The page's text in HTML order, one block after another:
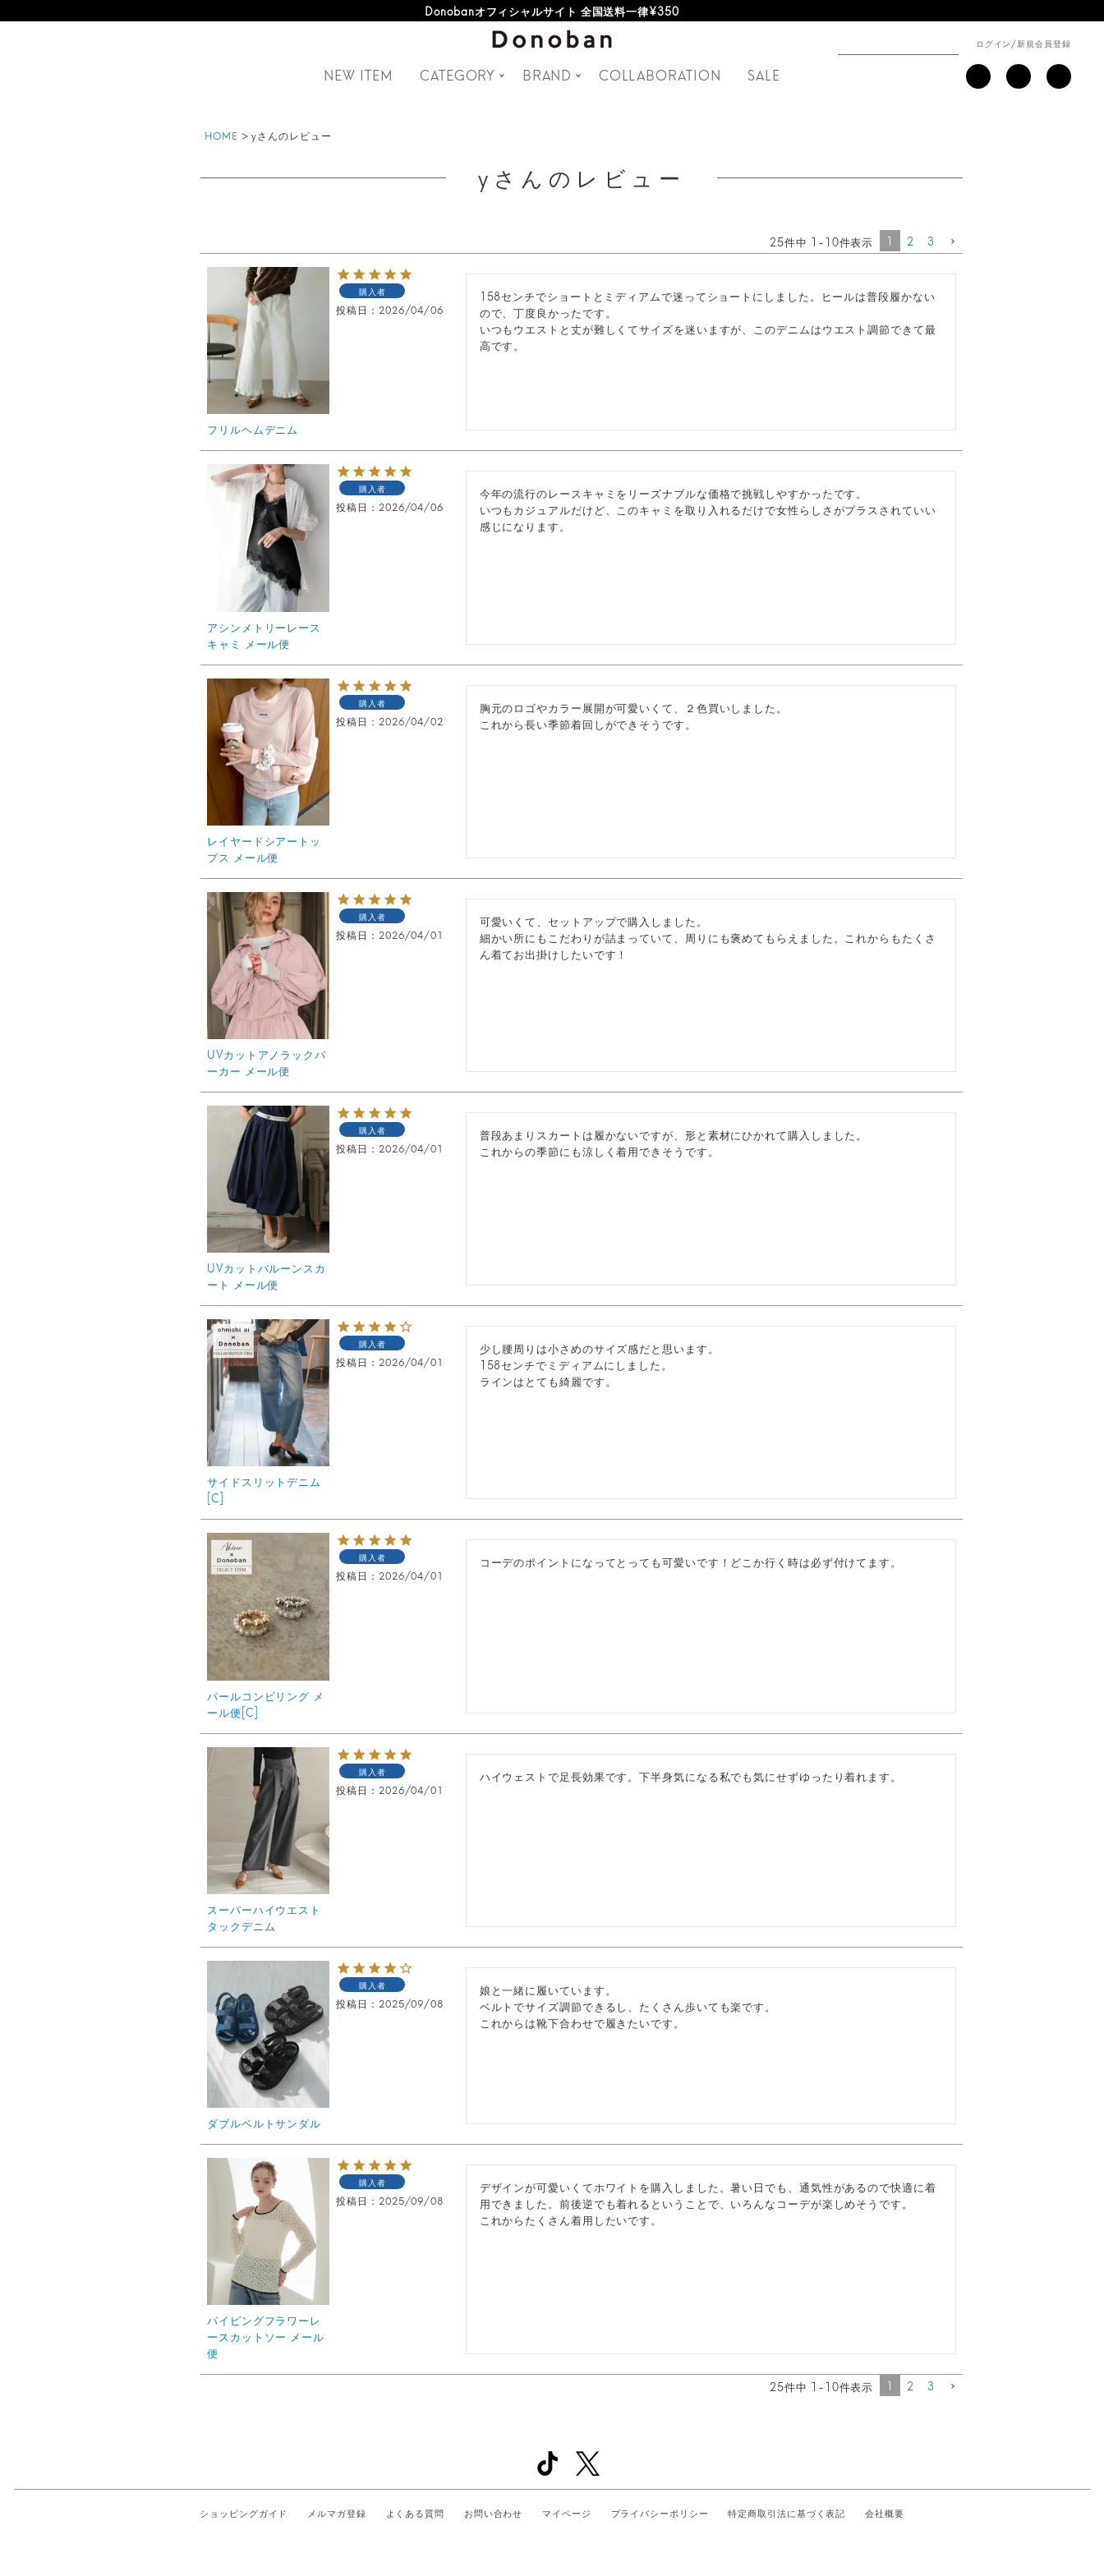
Donobanオフィシャルサイト 全国送料一律¥350
ログイン/新規会員登録
NEW ITEM CATEGORY BRAND COLLABORATION SALE
HOME yさんのレビュー
yさんのレビュー
25件中 1 - 10件表示 1 2 3
フリルヘムデニム
購入者
投稿日 2026/04/06
158センチでショートとミディアムで迷ってショートにしました。ヒールは普段履かない
ので、丁度良かったです。
いつもウエストと丈が難しくてサイズを迷いますが、このデニムはウエスト調節できて最
高です。
アシンメトリーレース
キャミ メール便
購入者
投稿日 2026/04/06
今年の流行のレースキャミをリーズナブルな価格で挑戦しやすかったです。
いつもカジュアルだけど、このキャミを取り入れるだけで女性らしさがプラスされていい
感じになります。
レイヤードシアートッ
プス メール便
購入者
投稿日 2026/04/02
胸元のロゴやカラー展開が可愛いくて、２色買いしました。
これから長い季節着回しができそうです。
UVカットアノラックパ
ーカー メール便
購入者
投稿日 2026/04/01
可愛いくて、セットアップで購入しました。
細かい所にもこだわりが詰まっていて、周りにも褒めてもらえました。これからもたくさ
ん着てお出掛けしたいです！
UVカットバルーンスカ
ート メール便
購入者
投稿日 2026/04/01
普段あまりスカートは履かないですが、形と素材にひかれて購入しました。
これからの季節にも涼しく着用できそうです。
サイドスリットデニム
[C]
購入者
投稿日 2026/04/01
少し腰周りは小さめのサイズ感だと思います。
158センチでミディアムにしました。
ラインはとても綺麗です。
パールコンビリング メ
ール便[C]
購入者
投稿日 2026/04/01
コーデのポイントになってとっても可愛いです！どこか行く時は必ず付けてます。
スーパーハイウエスト
タックデニム
購入者
投稿日 2026/04/01
ハイウェストで足長効果です。下半身気になる私でも気にせずゆったり着れます。
ダブルベルトサンダル
購入者
投稿日 2025/09/08
娘と一緒に履いています。
ベルトでサイズ調節できるし、たくさん歩いても楽です。
これからは靴下合わせで履きたいです。
パイピングフラワーレ
ースカットソー メール
便
購入者
投稿日 2025/09/08
デザインが可愛いくてホワイトを購入しました。暑い日でも、通気性があるので快適に着
用できました。前後逆でも着れるということで、いろんなコーデが楽しめそうです。
これからたくさん着用したいです。
25件中 1 - 10件表示 1 2 3
ショッピングガイド メルマガ登録 よくある質問 お問い合わせ マイページ プライバシーポリシー 特定商取引法に基づく表記 会社概要